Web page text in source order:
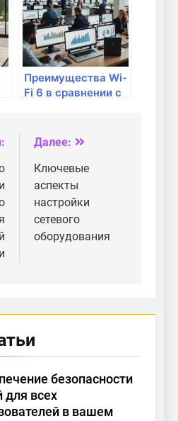
Преимущества Wi-
Fi 6 в сравнении с
Далее:
Ключевые
аспекты
настройки
сетевого
оборудования
безопасности
для всех
в вашем